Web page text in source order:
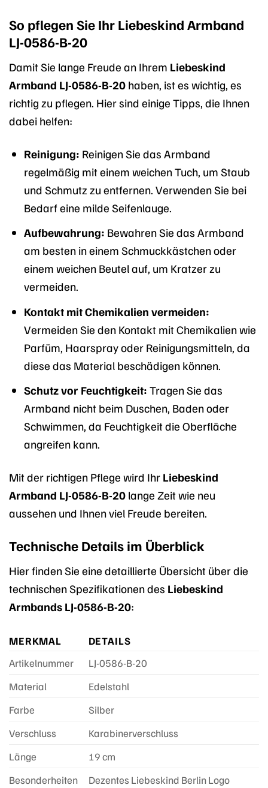
So pflegen Sie Ihr Liebeskind Armband
LJ-0586-B-20
Damit Sie lange Freude an Ihrem Liebeskind
Armband LJ-0586-B-20 haben, ist es wichtig, es
richtig zu pflegen. Hier sind einige Tipps, die Ihnen
dabei helfen:
Reinigung: Reinigen Sie das Armband
regelmäßig mit einem weichen Tuch, um Staub
und Schmutz zu entfernen. Verwenden Sie bei
Bedarf eine milde Seifenlauge.
Aufbewahrung: Bewahren Sie das Armband
am besten in einem Schmuckkästchen oder
einem weichen Beutel auf, um Kratzer zu
vermeiden.
Kontakt mit Chemikalien vermeiden:
Vermeiden Sie den Kontakt mit Chemikalien wie
Parfüm, Haarspray oder Reinigungsmitteln, da
diese das Material beschädigen können.
Schutz vor Feuchtigkeit: Tragen Sie das
Armband nicht beim Duschen, Baden oder
Schwimmen, da Feuchtigkeit die Oberfläche
angreifen kann.
Mit der richtigen Pflege wird Ihr Liebeskind
Armband LJ-0586-B-20 lange Zeit wie neu
aussehen und Ihnen viel Freude bereiten.
Technische Details im Überblick
Hier finden Sie eine detaillierte Übersicht über die
technischen Spezifikationen des Liebeskind
Armbands LJ-0586-B-20:
MERKMAL
DETAILS
Artikelnummer
LJ-0586-B-20
Material
Edelstahl
Farbe
Silber
Verschluss
Karabinerverschluss
Länge
19 cm
Besonderheiten
Dezentes Liebeskind Berlin Logo